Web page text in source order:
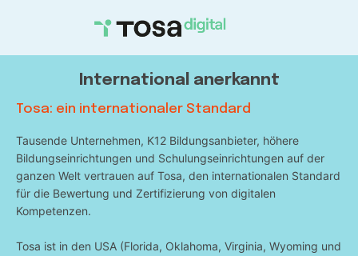
International anerkannt
Tosa: ein internationaler Standard
Tausende Unternehmen, K12 Bildungsanbieter, höhere
Bildungseinrichtungen und Schulungseinrichtungen auf der
ganzen Welt vertrauen auf Tosa, den internationalen Standard
für die Bewertung und Zertifizierung von digitalen
Kompetenzen.
Tosa ist in den USA (Florida, Oklahoma, Virginia, Wyoming und